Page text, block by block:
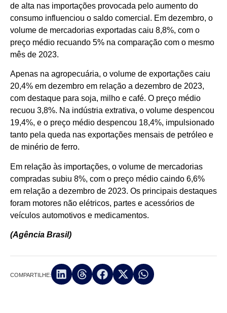
de alta nas importações provocada pelo aumento do
consumo influenciou o saldo comercial. Em dezembro, o
volume de mercadorias exportadas caiu 8,8%, com o
preço médio recuando 5% na comparação com o mesmo
mês de 2023.
Apenas na agropecuária, o volume de exportações caiu
20,4% em dezembro em relação a dezembro de 2023,
com destaque para soja, milho e café. O preço médio
recuou 3,8%. Na indústria extrativa, o volume despencou
19,4%, e o preço médio despencou 18,4%, impulsionado
tanto pela queda nas exportações mensais de petróleo e
de minério de ferro.
Em relação às importações, o volume de mercadorias
compradas subiu 8%, com o preço médio caindo 6,6%
em relação a dezembro de 2023. Os principais destaques
foram motores não elétricos, partes e acessórios de
veículos automotivos e medicamentos.
(Agência Brasil)
COMPARTILHE: